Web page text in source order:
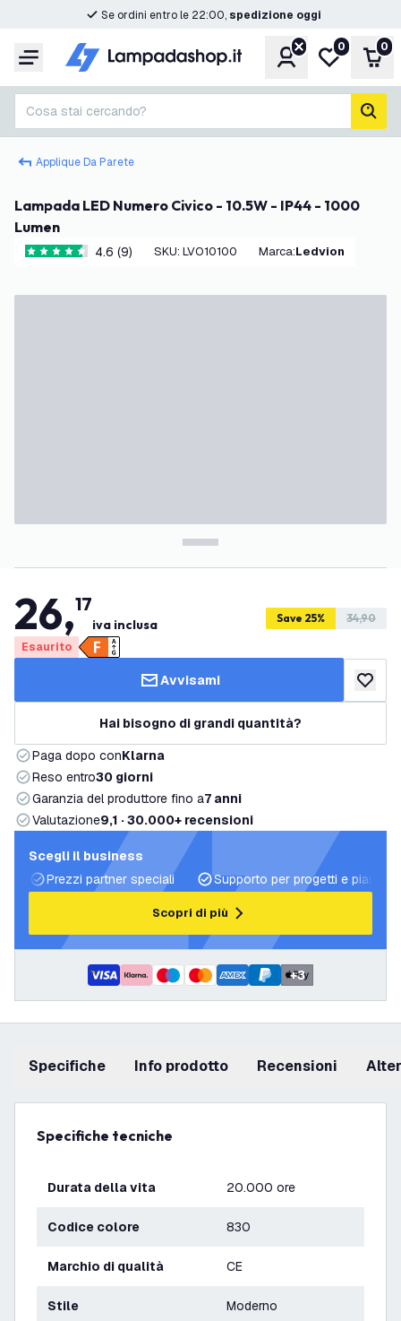
Se ordini entro le 22:00, spedizione oggi
Menu Account
Lista
0 0
Cosa stai cercando?
Applique Da Parete
Lampada LED Numero Civico - 10.5W - IP44 - 1000
Lumen
4.6 stelle di valutazione
4.6 (9) SKU: LVO10100 Marca: Ledvion
26,17
iva inclusa Save 25% 34,90
Esaurito
Avvisami
Hai bisogno di grandi quantità?
Paga dopo conKlarna
Reso entro30 giorni
Garanzia del produttore fino a7 anni
Valutazione9,1 · 30.000+ recensioni
Scegli il business
Prezzi partner speciali
Supporto per progetti e piani di
Scopri di più
+3
Specifiche info prodotto recensioni
Specifiche tecniche
Durata della vita 20.000 ore
Codice colore 830
Marchio di qualità CE
Stile Moderno